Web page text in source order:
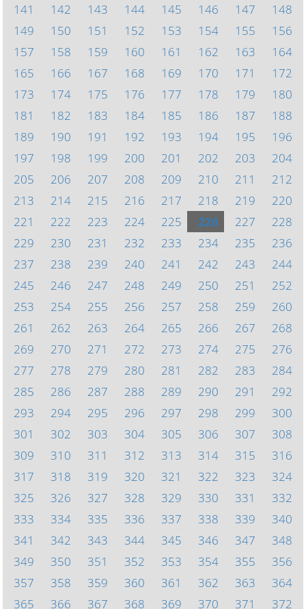
141
142 143 144 145 146 147
148
149
150 151 152 153 154 155
156
157
158 159 160 161 162 163
164
165
166 167 168 169 170 171
172
173
174 175 176 177 178 179
180
181
182 183 184 185 186 187
188
189
190 191 192 193 194 195
196
197
198 199 200 201 202 203
204
205
206 207 208 209 210 211
212
213
214 215 216 217 218 219
220
221
222 223 224 225 226 227
228
229
230 231 232 233 234 235
236
237
238 239 240 241 242 243
244
245
246 247 248 249 250 251
252
253
254 255 256 257 258 259
260
261
262 263 264 265 266 267
268
269
270 271 272 273 274 275
276
277
278 279 280 281 282 283
284
285
286 287 288 289 290 291
292
293
294 295 296 297 298 299
300
301
302 303 304 305 306 307
308
309
310 311 312 313 314 315
316
317
318 319 320 321 322 323
324
325
326 327 328 329 330 331
332
333
334 335 336 337 338 339
340
341
342 343 344 345 346 347
348
349
350 351 352 353 354 355
356
357
358 359 360 361 362 363
364
365
366 367 368 369 370 371 372